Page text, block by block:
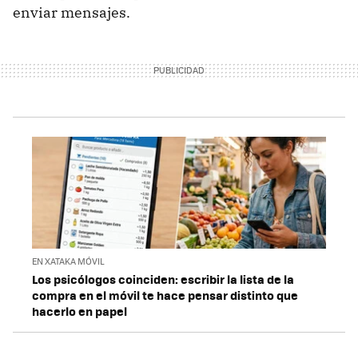
enviar mensajes.
EN XATAKA MÓVIL
Los psicólogos coinciden: escribir la lista de la
compra en el móvil te hace pensar distinto que
hacerlo en papel